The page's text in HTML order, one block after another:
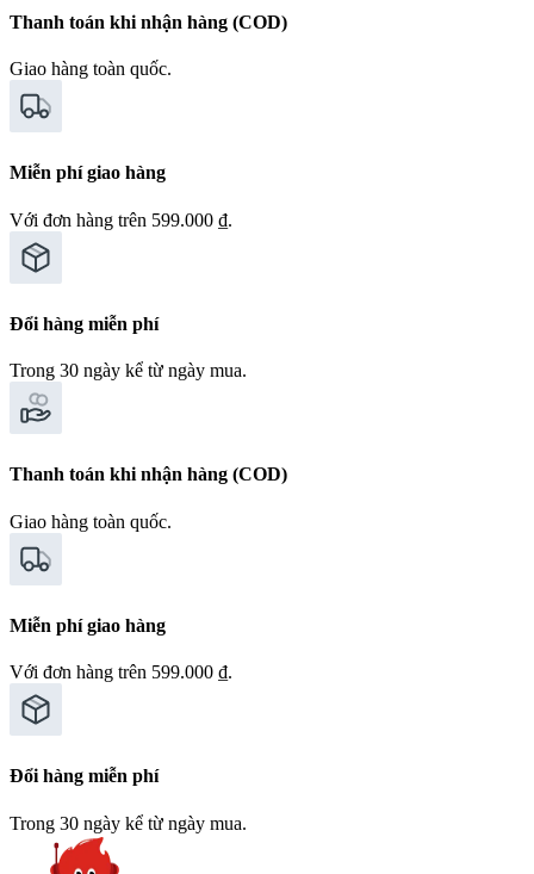
Thanh toán khi nhận hàng (COD)
Giao hàng toàn quốc.
Miễn phí giao hàng
Với đơn hàng trên 599.000 ₫.
Đổi hàng miễn phí
Trong 30 ngày kể từ ngày mua.
Thanh toán khi nhận hàng (COD)
Giao hàng toàn quốc.
Miễn phí giao hàng
Với đơn hàng trên 599.000 ₫.
Đổi hàng miễn phí
Trong 30 ngày kể từ ngày mua.